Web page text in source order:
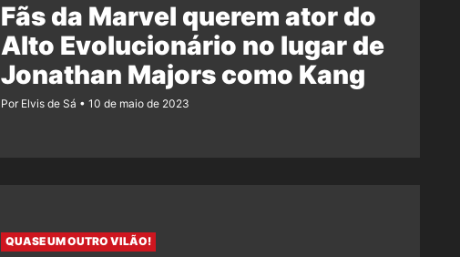
Fãs da Marvel querem ator do
Alto Evolucionário no lugar de
Jonathan Majors como Kang
Por Elvis de Sá 10 de maio de 2023
QUASE UM OUTRO VILÃO!